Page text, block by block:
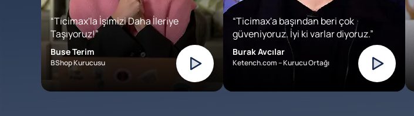
“Ticimax'la İşimizi Daha İleriye
Taşıyoruz!”
Buse Terim
BShop Kurucusu
“Ticimax'a başından beri çok
güveniyoruz. İyi ki varlar diyoruz.”
Burak Avcılar
Ketench.com – Kurucu Ortağı